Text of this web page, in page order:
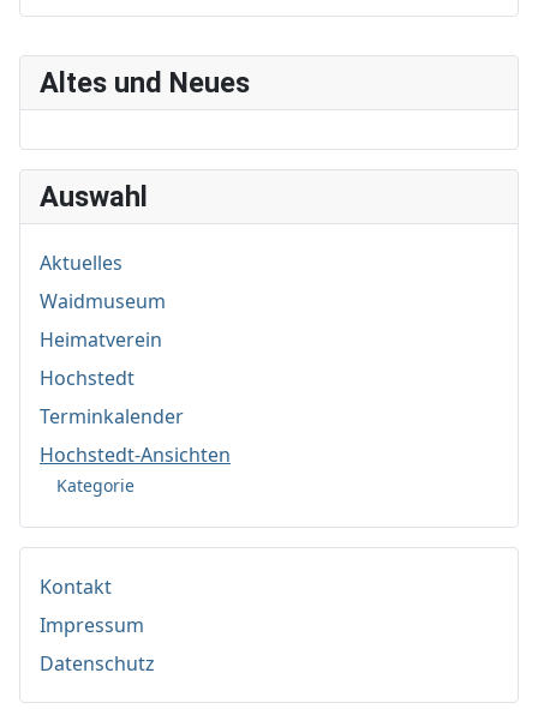
Altes und Neues
Auswahl
Aktuelles
Waidmuseum
Heimatverein
Hochstedt
Terminkalender
Hochstedt-Ansichten
Kategorie
Kontakt
Impressum
Datenschutz